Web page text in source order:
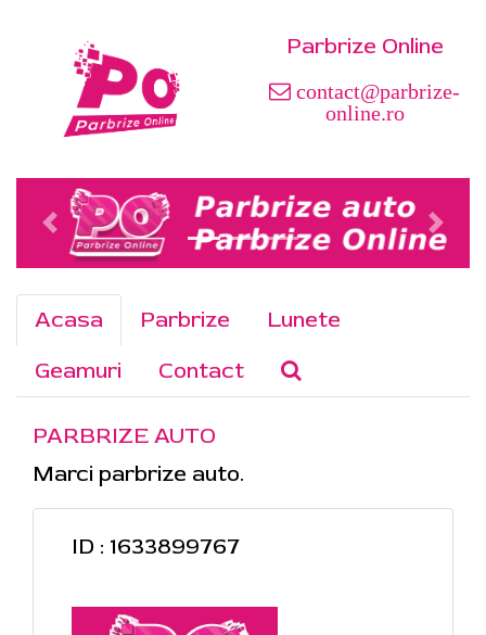
Parbrize Online
contact@parbrize-
online.ro
Acasa Parbrize
Lunete
Geamuri
Contact
PARBRIZE AUTO
Marci parbrize auto.
ID : 1633899767